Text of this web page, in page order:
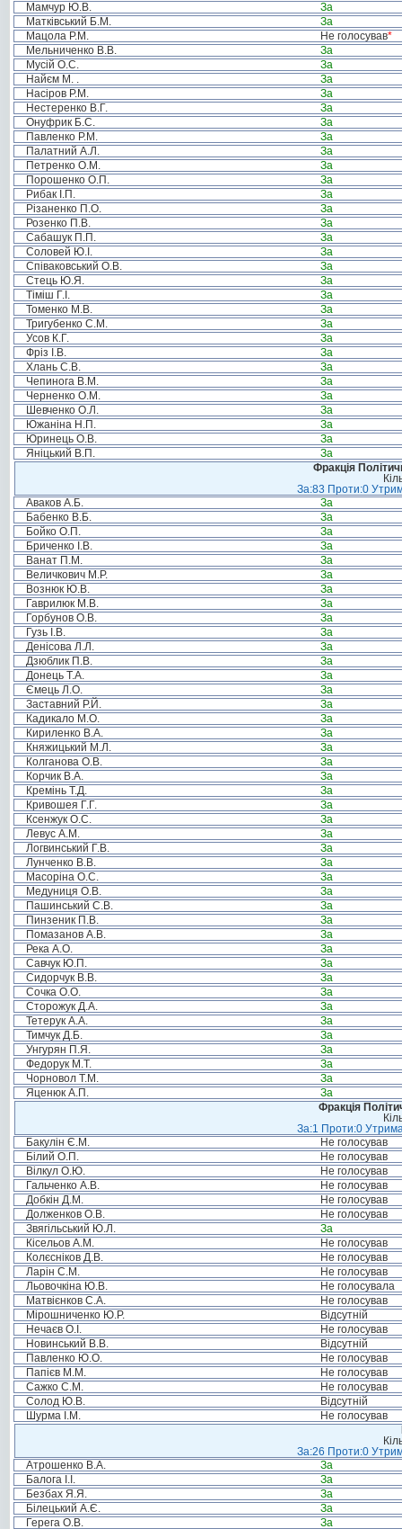
Мамчур Ю.В.
За
Матківський Б.М.
За
Мацола Р.М.
Не голосував*
Мельниченко В.В.
За
Мусій О.С.
За
Найєм М. .
За
Насіров Р.М.
За
Нестеренко В.Г.
За
Онуфрик Б.С.
За
Павленко Р.М.
За
Палатний А.Л.
За
Петренко О.М.
За
Порошенко О.П.
За
Рибак І.П.
За
Різаненко П.О.
За
Розенко П.В.
За
Сабашук П.П.
За
Соловей Ю.І.
За
Співаковський О.В.
За
Стець Ю.Я.
За
Тіміш Г.І.
За
Томенко М.В.
За
Тригубенко С.М.
За
Усов К.Г.
За
Фріз І.В.
За
Хлань С.В.
За
Чепинога В.М.
За
Черненко О.М.
За
Шевченко О.Л.
За
Южаніна Н.П.
За
Юринець О.В.
За
Яніцький В.П.
За
Фракція
За:83 Проти:0
Аваков А.Б.
За
Бабенко В.Б.
За
Бойко О.П.
За
Бриченко І.В.
За
Ванат П.М.
За
Величкович М.Р.
За
Вознюк Ю.В.
За
Гаврилюк М.В.
За
Горбунов О.В.
За
Гузь І.В.
За
Денісова Л.Л.
За
Дзюблик П.В.
За
Донець Т.А.
За
Ємець Л.О.
За
Заставний Р.Й.
За
Кадикало М.О.
За
Кириленко В.А.
За
Княжицький М.Л.
За
Колганова О.В.
За
Корчик В.А.
За
Кремінь Т.Д.
За
Кривошея Г.Г.
За
Ксенжук О.С.
За
Левус А.М.
За
Логвинський Г.В.
За
Лунченко В.В.
За
Масоріна О.С.
За
Медуниця О.В.
За
Пашинський С.В.
За
Пинзеник П.В.
За
Помазанов А.В.
За
Река А.О.
За
Савчук Ю.П.
За
Сидорчук В.В.
За
Сочка О.О.
За
Сторожук Д.А.
За
Тетерук А.А.
За
Тимчук Д.Б.
За
Унгурян П.Я.
За
Федорук М.Т.
За
Чорновол Т.М.
За
Яценюк А.П.
За
Фракція
За:1 Проти:0
Бакулін Є.М.
Не голосував
Білий О.П.
Не голосував
Вілкул О.Ю.
Не голосував
Гальченко А.В.
Не голосував
Добкін Д.М.
Не голосував
Долженков О.В.
Не голосував
Звягільський Ю.Л.
За
Кісельов А.М.
Не голосував
Колєсніков Д.В.
Не голосував
Ларін С.М.
Не голосував
Льовочкіна Ю.В.
Не голосувала
Матвієнков С.А.
Не голосував
Мірошниченко Ю.Р.
Відсутній
Нечаєв О.І.
Не голосував
Новинський В.В.
Відсутній
Павленко Ю.О.
Не голосував
Папієв М.М.
Не голосував
Сажко С.М.
Не голосував
Солод Ю.В.
Відсутній
Шурма І.М.
Не голосував
За:26 Проти:0
Атрошенко В.А.
За
Балога І.І.
За
Безбах Я.Я.
За
Білецький А.Є.
За
Герега О.В.
За